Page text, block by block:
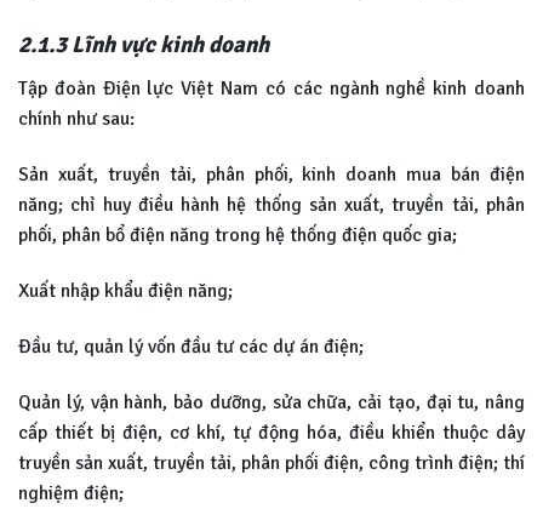
2.1.3 Lĩnh vực kinh doanh
Tập đoàn Điện lực Việt Nam có các ngành nghề kinh doanh
chính như sau:
Sản xuất, truyền tải, phân phối, kinh doanh mua bán điện
năng; chỉ huy điều hành hệ thống sản xuất, truyền tải, phân
phối, phân bổ điện năng trong hệ thống điện quốc gia;
Xuất nhập khẩu điện năng;
Đầu tư, quản lý vốn đầu tư các dự án điện;
Quản lý, vận hành, bảo dưỡng, sửa chữa, cải tạo, đại tu, nâng
cấp thiết bị điện, cơ khí, tự động hóa, điều khiển thuộc dây
truyền sản xuất, truyền tải, phân phối điện, công trình điện; thí
nghiệm điện;